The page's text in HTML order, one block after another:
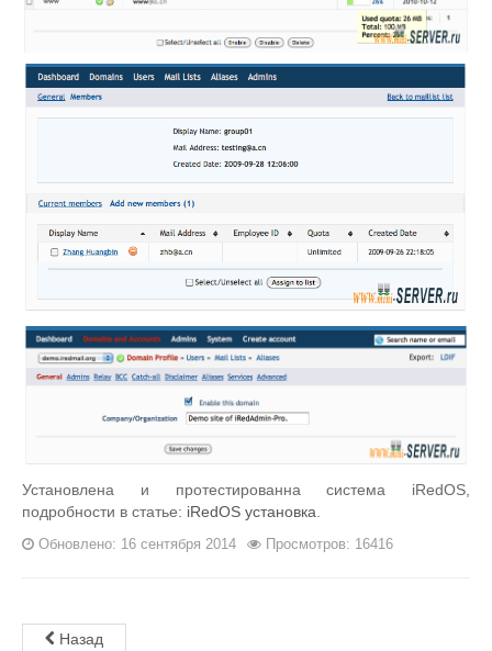
Установлена и протестированна система iRedOS,
подробности в статье: iRedOS установка.
Обновлено: 16 сентября 2014 Просмотров: 16416
Назад